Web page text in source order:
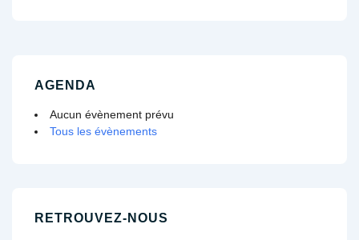
AGENDA
Aucun évènement prévu
Tous les évènements
RETROUVEZ-NOUS